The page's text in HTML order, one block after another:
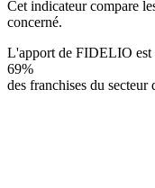
Cet indicateur compare
concerné.
L'apport de FIDELIO est
69%
des franchises du